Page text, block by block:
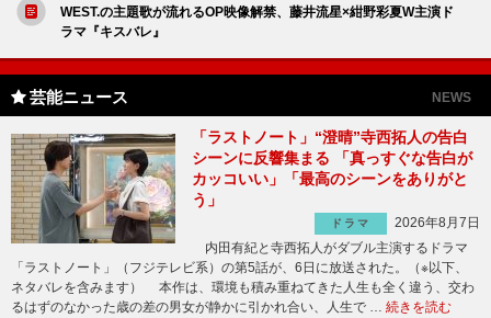
WEST.の主題歌が流れるOP映像解禁、藤井流星×紺野彩夏W主演ド
ラマ『キスバレ』
芸能ニュース NEWS
「ラストノート」“澄晴”寺西拓人の告白
シーンに反響集まる 「真っすぐな告白が
カッコいい」「最高のシーンをありがと
う」
ドラマ
2026年8月7日
内田有紀と寺西拓人がダブル主演するドラマ
「ラストノート」（フジテレビ系）の第5話が、6日に放送された。（※以下、
ネタバレを含みます） 本作は、環境も積み重ねてきた人生も全く違う、交わ
るはずのなかった歳の差の男女が静かに引かれ合い、人生で … 続きを読む